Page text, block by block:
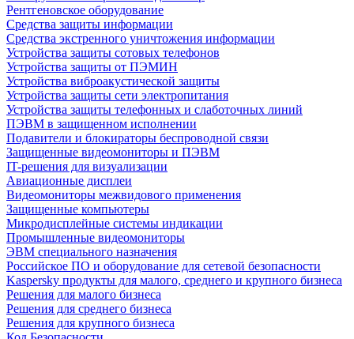
Рентгеновское оборудование
Средства защиты информации
Средства экстренного уничтожения информации
Устройства защиты сотовых телефонов
Устройства защиты от ПЭМИН
Устройства виброакустической защиты
Устройства защиты сети электропитания
Устройства защиты телефонных и слаботочных линий
ПЭВМ в защищенном исполнении
Подавители и блокираторы беспроводной связи
Защищенные видеомониторы и ПЭВМ
IT-решения для визуализации
Авиационные дисплеи
Видеомониторы межвидового применения
Защищенные компьютеры
Микродисплейные системы индикации
Промышленные видеомониторы
ЭВМ специального назначения
Российское ПО и оборудование для сетевой безопасности
Kaspersky продукты для малого, среднего и крупного бизнеса
Решения для малого бизнеса
Решения для среднего бизнеса
Решения для крупного бизнеса